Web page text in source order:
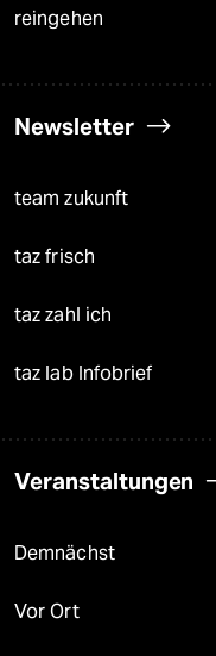
reingehen
Newsletter
team zukunft
taz frisch
taz zahl ich
taz lab Infobrief
Veranstaltungen
Demnächst
Vor Ort